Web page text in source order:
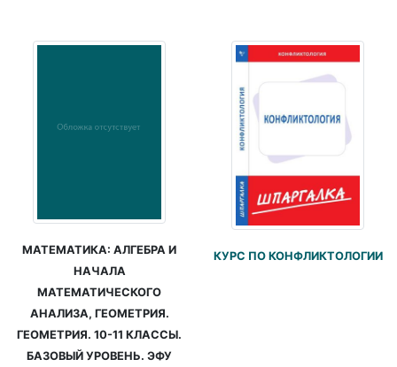
МАТЕМАТИКА: АЛГЕБРА И
НАЧАЛА
МАТЕМАТИЧЕСКОГО
АНАЛИЗА, ГЕОМЕТРИЯ.
ГЕОМЕТРИЯ. 10-11 КЛАССЫ.
БАЗОВЫЙ УРОВЕНЬ. ЭФУ
КУРС ПО КОНФЛИКТОЛОГИИ